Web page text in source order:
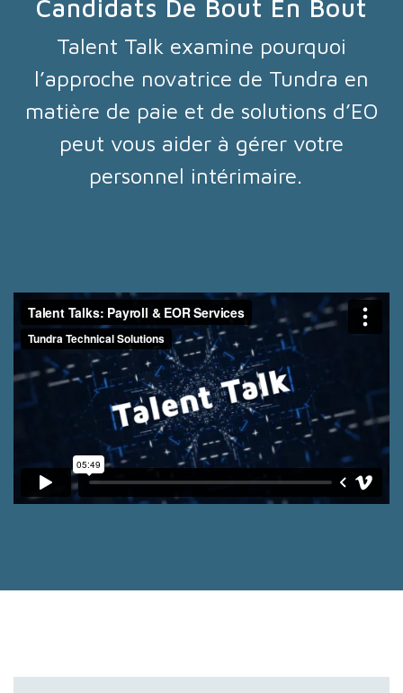
Candidats De Bout En Bout
Talent Talk examine pourquoi
l’approche novatrice de Tundra en
matière de paie et de solutions d’EO
peut vous aider à gérer votre
personnel intérimaire.